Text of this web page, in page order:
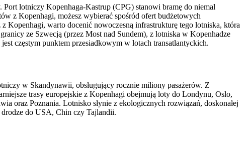
lotniczy Kopenhaga-Kastrup (CPG) stanowi bramę do niemal
z Kopenhagi, możesz wybierać spośród ofert budżetowych
warto docenić nowoczesną infrastrukturę tego lotniska, która
ze Szwecją (przez Most nad Sundem), z lotniska w Kopenhadze
częstym punktem przesiadkowym w lotach transatlantyckich.
w Skandynawii, obsługujący rocznie miliony pasażerów. Z
trasy europejskie z Kopenhagi obejmują loty do Londynu, Oslo,
oraz Poznania. Lotnisko słynie z ekologicznych rozwiązań, doskonałej
do USA, Chin czy Tajlandii.